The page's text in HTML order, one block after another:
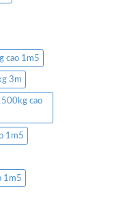
cao 1m5
3m
cao
1m5
1m5